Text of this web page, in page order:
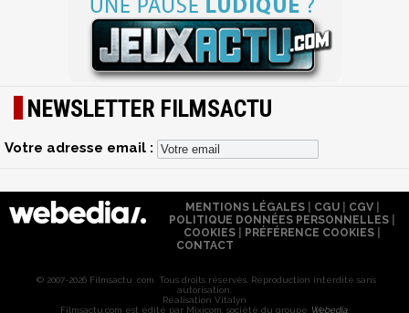
NEWSLETTER FILMSACTU
Votre adresse email :
MENTIONS LÉGALES| CGU| CGV|
POLITIQUE DONNÉES PERSONNELLES
COOKIES
PRÉFÉRENCE COOKIES
CONTACT
© 2007-2026 Filmsactu .com. Tous droits réservés. Reproduction interdite sans
autorisation.
Réalisation Vitalyn
Filmsactu .com est édité par Mixicom, société du groupe Webedia.